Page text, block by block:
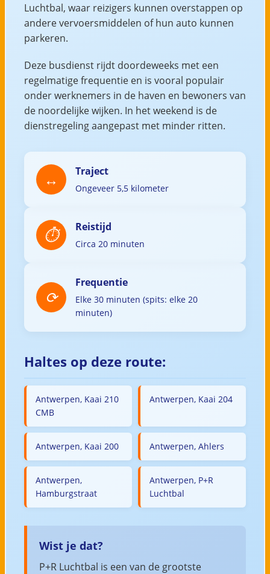
Luchtbal, waar reizigers kunnen overstappen op
andere vervoersmiddelen of hun auto kunnen
parkeren.
Deze busdienst rijdt doordeweeks met een
regelmatige frequentie en is vooral populair
onder werknemers in de haven en bewoners van
de noordelijke wijken. In het weekend is de
dienstregeling aangepast met minder ritten.
Traject
Ongeveer 5,5 kilometer
Reistijd
Circa 20 minuten
Frequentie
Elke 30 minuten (spits: elke 20
minuten)
Haltes op deze route:
Antwerpen, Kaai 210
CMB
Antwerpen, Kaai 204
Antwerpen, Kaai 200 Antwerpen, Ahlers
Antwerpen,
Hamburgstraat
Antwerpen, P+R
Luchtbal
Wist je dat?
P+R Luchtbal is een van de grootste